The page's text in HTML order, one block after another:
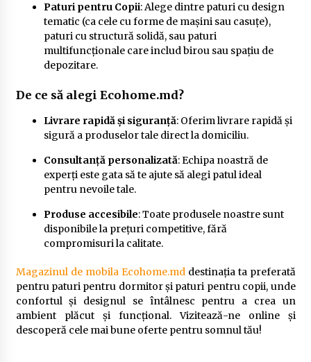
Paturi pentru Copii: Alege dintre paturi cu design
tematic (ca cele cu forme de mașini sau casuțe),
paturi cu structură solidă, sau paturi
multifuncționale care includ birou sau spațiu de
depozitare.
De ce să alegi Ecohome.md?
Livrare rapidă și siguranță: Oferim livrare rapidă și
sigură a produselor tale direct la domiciliu.
Consultanță personalizată: Echipa noastră de
experți este gata să te ajute să alegi patul ideal
pentru nevoile tale.
Produse accesibile: Toate produsele noastre sunt
disponibile la prețuri competitive, fără
compromisuri la calitate.
Magazinul de mobila Ecohome.mddestinația ta preferată
pentru paturi pentru dormitor și paturi pentru copii, unde
confortul și designul se întâlnesc pentru a crea un
ambient plăcut și funcțional. Vizitează-ne online și
descoperă cele mai bune oferte pentru somnul tău!